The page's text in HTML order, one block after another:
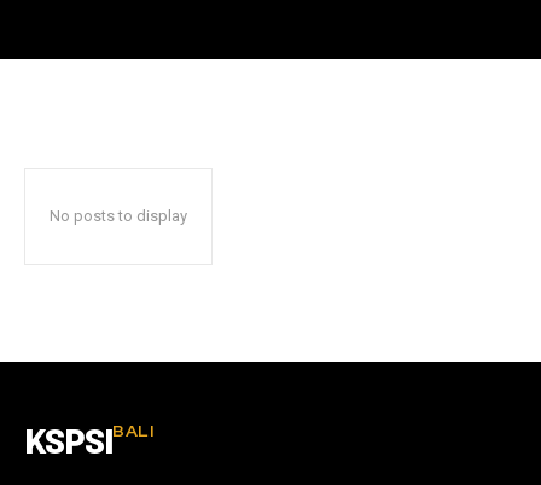
No posts to display
KSPSI BALI